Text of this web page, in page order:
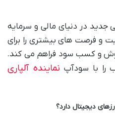
جدید در دنیای مالی و سرمایه
و فرصت های بیشتری را برای
و کسب سود فراهم می کند.
را با سودآپ نماینده آلپاری
دیجیتال دارد؟